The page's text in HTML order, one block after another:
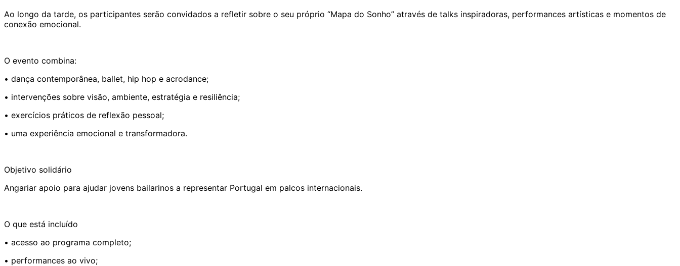
Ao longo da tarde, os participantes serão convidados a refletir sobre o seu próprio “Mapa do Sonho” através de talks inspiradoras, performances artísticas e momentos de
conexão emocional.
O evento combina:
• dança contemporânea, ballet, hip hop e acrodance;
• intervenções sobre visão, ambiente, estratégia e resiliência;
• exercícios práticos de reflexão pessoal;
• uma experiência emocional e transformadora.
Objetivo solidário
Angariar apoio para ajudar jovens bailarinos a representar Portugal em palcos internacionais.
O que está incluído
• acesso ao programa completo;
• performances ao vivo;